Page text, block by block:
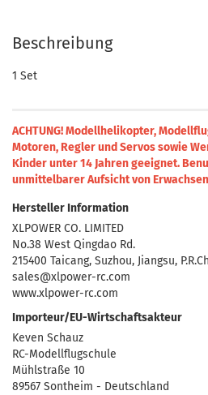
Beschreibung
1 Set
ACHTUNG! Modellhelikopter,
Motoren, Regler und Servos sowie
Kinder unter 14 Jahren geeignet.
unmittelbarer Aufsicht von
Hersteller Information
XLPOWER CO. LIMITED
No.38 West Qingdao Rd.
215400 Taicang, Suzhou, Jiangsu,
sales@xlpower-rc.com
www.xlpower-rc.com
Importeur/EU-Wirtschaftsakteur
Keven Schauz
RC-Modellflugschule
Mühlstraße 10
89567 Sontheim - Deutschland